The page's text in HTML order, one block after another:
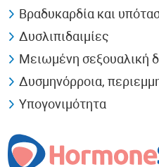
Βραδυκαρδία και
Δυσλιπιδαιμίες
Μειωμένη σεξουαλική
Δυσμηνόρροια,
Υπογονιμότητα